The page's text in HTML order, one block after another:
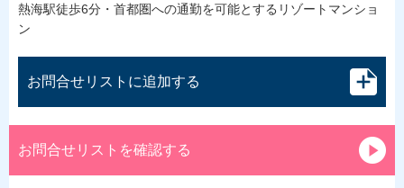
熱海駅徒歩6分・首都圏への通勤を可能とするリゾートマンショ
ン
お問合せリストに追加する
お問合せリストを確認する